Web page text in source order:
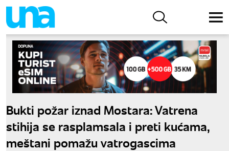
Bukti požar iznad Mostara: Vatrena
stihija se rasplamsala i preti kućama,
meštani pomažu vatrogascima